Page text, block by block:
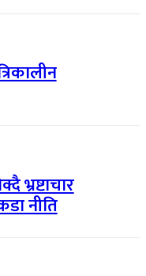
भ्रष्टाचार
नीति